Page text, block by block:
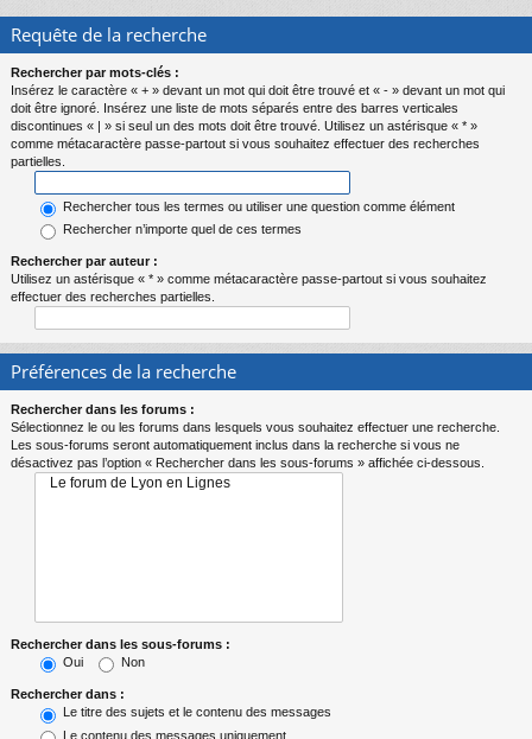
s
Requête de la recherche
Rechercher par mots-clés :
Insérez le caractère « + » devant un mot qui doit être trouvé et « - » devant un mot qui
doit être ignoré. Insérez une liste de mots séparés entre des barres verticales
discontinues « | » si seul un des mots doit être trouvé. Utilisez un astérisque « * »
comme métacaractère passe-partout si vous souhaitez effectuer des recherches
partielles.
Rechercher tous les termes ou utiliser une question comme élément
Rechercher n’importe quel de ces termes
Rechercher par auteur :
Utilisez un astérisque « * » comme métacaractère passe-partout si vous souhaitez
effectuer des recherches partielles.
Préférences de la recherche
Rechercher dans les forums :
Sélectionnez le ou les forums dans lesquels vous souhaitez effectuer une recherche.
Les sous-forums seront automatiquement inclus dans la recherche si vous ne
désactivez pas l’option « Rechercher dans les sous-forums » affichée ci-dessous.
Rechercher dans les sous-forums :
Oui
Non
Rechercher dans :
Le titre des sujets et le contenu des messages
Le contenu des messages uniquement